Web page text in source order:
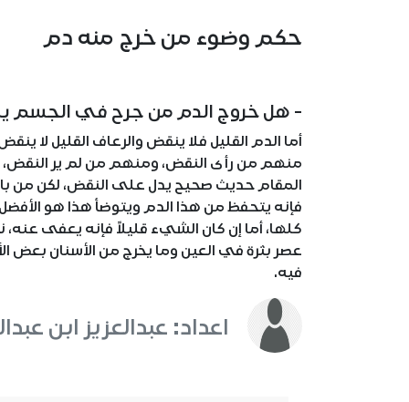
حكم وضوء من خرج منه دم
- هل خروج الدم من جرح في الجسم
أما الدم القليل فلا ينقض والرعاف القليل لا
منهم من رأى النقض، ومنهم من لم ير النقض،
المقام حديث صحيح يدل على النقض، لكن من باب
فإنه يتحفظ من هذا الدم ويتوضأ هذا هو
كلها، أما إن كان الشيء قليلاً فإنه يعفى عنه،
عصر بثرة في العين وما يخرج من الأسنان بعض
فيه.
اعداد: عبدالعزيز ابن